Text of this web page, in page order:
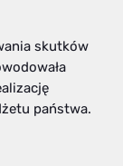
skutków
państwa.